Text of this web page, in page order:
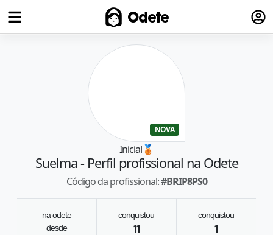
Odete
NOVA
Inicial🥉
Suelma- Perfil profissional na Odete
Código da profissional:#BRIP8PS0
na odete
desde
conquistou
11
conquistou
1